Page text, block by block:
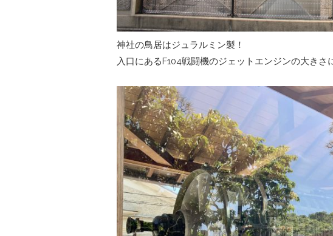
神社の鳥居はジュラルミン製！
入口にあるF104戦闘機のジェットエンジンの大きさ